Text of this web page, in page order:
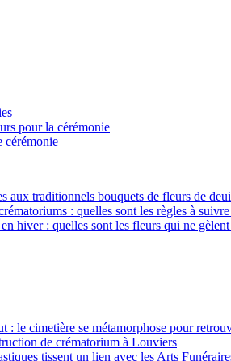
pour la cérémonie
cérémonie
aux traditionnels bouquets de fleurs de
: quelles sont les règles à
hiver : quelles sont les fleurs qui ne gèlent
: le cimetière se métamorphose pour
de crématorium à Louviers
tissent un lien avec les Arts